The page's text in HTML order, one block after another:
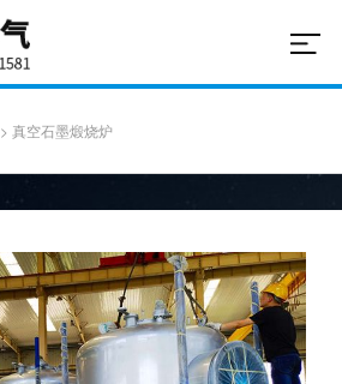
> 真空石墨煅烧炉